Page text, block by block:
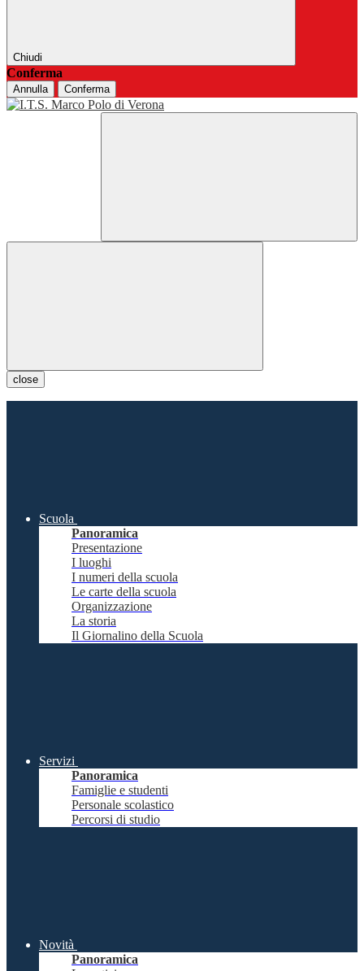
Chiudi
Conferma
Annulla Conferma
close
Scuola
Panoramica
Presentazione
I luoghi
I numeri della scuola
Le carte della scuola
Organizzazione
La storia
Il Giornalino della Scuola
Servizi
Panoramica
Famiglie e studenti
Personale scolastico
Percorsi di studio
Novità
Panoramica